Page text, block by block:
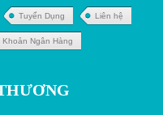
Tuyển Dụng Liên hệ
Khoản Ngân Hàng